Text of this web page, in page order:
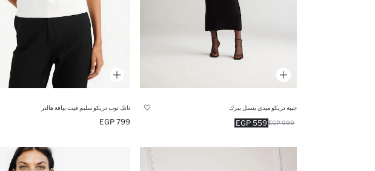
جيبة تريكو ميدي بنسل بيزك
559 EGP 999 EGP
تانك توب تريكو سليم فيت بياقة هالتر
799 EGP